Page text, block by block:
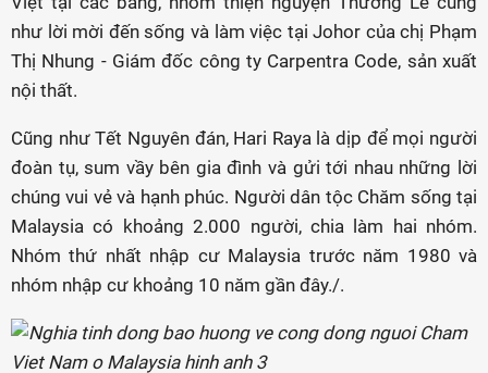
như lời mời đến sống và làm việc tại Johor của chị Phạm
Thị Nhung - Giám đốc công ty Carpentra Code, sản xuất
nội thất.
Cũng như Tết Nguyên đán, Hari Raya là dịp để mọi người
đoàn tụ, sum vầy bên gia đình và gửi tới nhau những lời
chúng vui vẻ và hạnh phúc. Người dân tộc Chăm sống tại
Malaysia có khoảng 2.000 người, chia làm hai nhóm.
Nhóm thứ nhất nhập cư Malaysia trước năm 1980 và
nhóm nhập cư khoảng 10 năm gần đây./.